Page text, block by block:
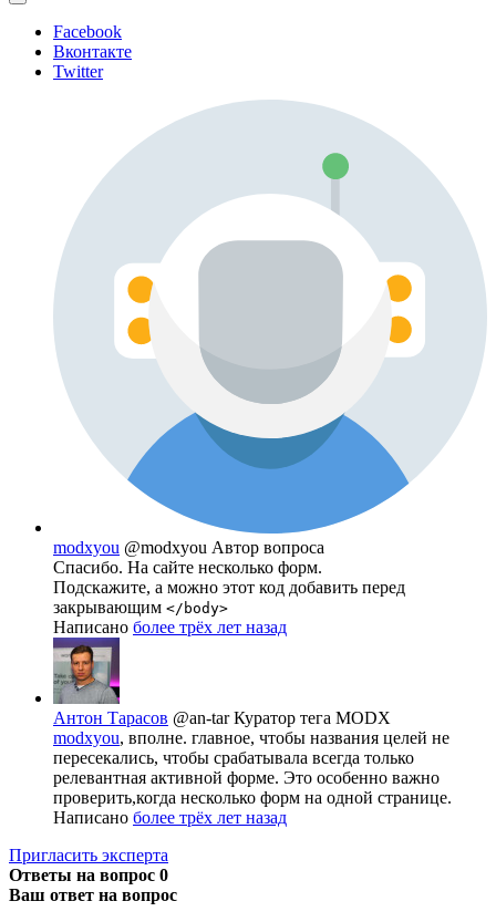
Facebook
Вконтакте
Twitter
modxyou @modxyou Автор вопроса
Спасибо. На сайте несколько форм.
Подскажите, а можно этот код добавить перед
закрывающим </body>
Написано более трёх лет назад
Антон Тарасов @an-tarКуратор тега MODX
modxyou, вполне. главное, чтобы названия целей не
пересекались, чтобы срабатывала всегда только
релевантная активной форме. Это особенно важно
проверить,когда несколько форм на одной странице.
Написано более трёх лет назад
Пригласить эксперта
Ответы на вопрос 0
Ваш ответ на вопрос